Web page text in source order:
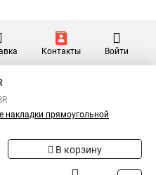
Контакты Войти
накладки прямоугольной
В корзину